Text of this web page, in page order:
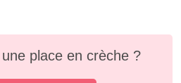
place en crèche ?